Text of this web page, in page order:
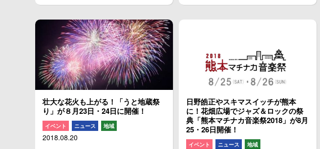
壮大な花火も上がる！「うと地蔵祭
り」が８月23日・24日に開催！
イベント ニュース 地域
2018.08.20
日野皓正やスキマスイッチが熊本
に！花畑広場でジャズ＆ロックの祭
典「熊本マチナカ音楽祭2018」が8月
25・26日開催！
イベント ニュース 地域